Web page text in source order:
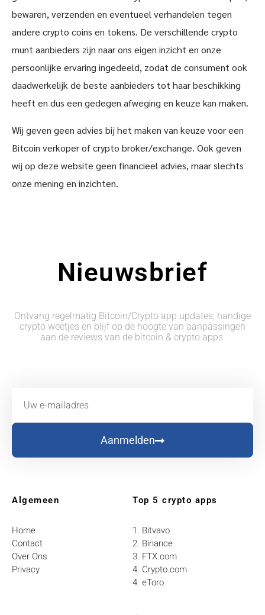
bewaren, verzenden en eventueel verhandelen tegen
andere crypto coins en tokens. De verschillende crypto
munt aanbieders zijn naar ons eigen inzicht en onze
persoonlijke ervaring ingedeeld, zodat de consument ook
daadwerkelijk de beste aanbieders tot haar beschikking
heeft en dus een gedegen afweging en keuze kan maken.
Wij geven geen advies bij het maken van keuze voor een
Bitcoin verkoper of crypto broker/exchange. Ook geven
wij op deze website geen financieel advies, maar slechts
onze mening en inzichten.
Nieuwsbrief
Ontvang regelmatig Bitcoin/Crypto app updates, handige
crypto weetjes en blijf op de hoogte van aanpassingen
aan de reviews van de bitcoin & crypto apps.
Aanmelden
Top 5 crypto apps
1. Bitvavo
2. Binance
3. FTX.com
4. Crypto.com
4. eToro
Algemeen
Home
Contact
Over Ons
Privacy